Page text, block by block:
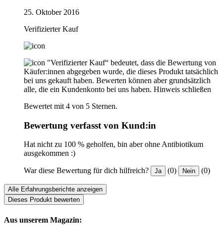
25. Oktober 2016
Verifizierter Kauf
"Verifizierter Kauf“ bedeutet, dass die Bewertung von
Käufer:innen abgegeben wurde, die dieses Produkt tatsächlich
bei uns gekauft haben. Bewerten können aber grundsätzlich
alle, die ein Kundenkonto bei uns haben. Hinweis schließen
Bewertet mit 4 von 5 Sternen.
Bewertung verfasst von Kund:in
Hat nicht zu 100 % geholfen, bin aber ohne Antibiotikum
ausgekommen :)
War diese Bewertung für dich hilfreich? Ja (0) Nein (0)
Alle Erfahrungsberichte anzeigen
Dieses Produkt bewerten
Aus unserem Magazin: